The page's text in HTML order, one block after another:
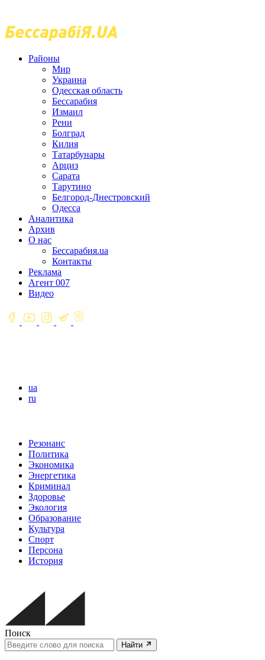
Районы
Мир
Украина
Одесская область
Бессарабия
Измаил
Рени
Болград
Килия
Татарбунары
Арциз
Сарата
Тарутино
Белгород-Днестровский
Одесса
Аналитика
Архив
О нас
Бессарабия.ua
Контакты
Реклама
Агент 007
Видео
ua
ru
Резонанс
Политика
Экономика
Энергетика
Криминал
Здоровье
Экология
Образование
Культура
Спорт
Персона
История
Поиск
Найти